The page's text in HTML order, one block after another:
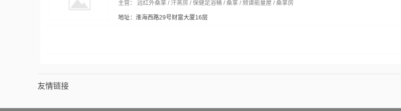
主营： 远红外桑拿 / 汗蒸房 / 保健足浴桶 / 桑拿 / 频谱能量屋 / 桑拿房
地址：淮海西路29号财富大厦16层
友情链接